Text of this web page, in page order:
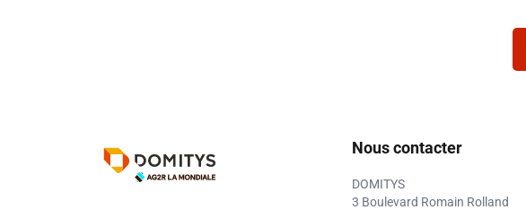
Nous contacter
DOMITYS
3 Boulevard Romain Rolland